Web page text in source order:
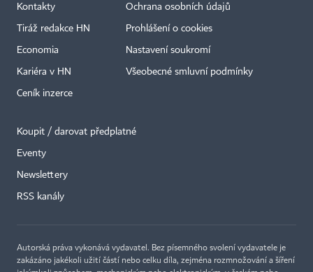
Kontakty
Tiráž redakce HN
Economia
Kariéra v HN
Ceník inzerce
Ochrana osobních údajů
Prohlášení o cookies
Nastavení soukromí
Všeobecné smluvní podmínky
Koupit / darovat předplatné
Eventy
Newslettery
RSS kanály
Autorská práva vykonává vydavatel. Bez písemného svolení vydavatele je
zakázáno jakékoli užití částí nebo celku díla, zejména rozmnožování a šíření